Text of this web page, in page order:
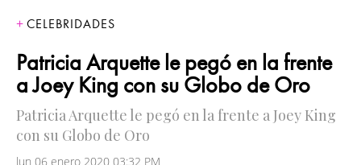
CELEBRIDADES
Patricia Arquette le pegó en la frente
a Joey King con su Globo de Oro
Patricia Arquette le pegó en la frente a Joey King
con su Globo de Oro
lun 06 enero 2020 03:32 PM